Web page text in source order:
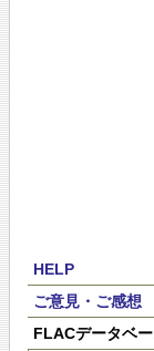
HELP
ご意見・ご感想
FLACデータベ